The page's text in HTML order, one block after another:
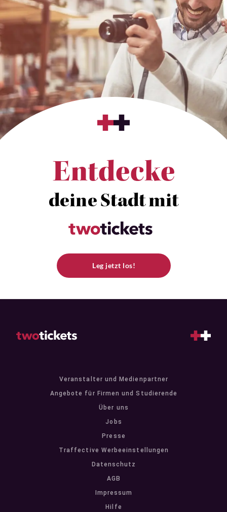
Entdecke
deine Stadt mit
Leg jetzt los!
Veranstalter und Medienpartner
Angebote für Firmen und Studierende
Über uns
Jobs
Presse
Traffective Werbeeinstellungen
Datenschutz
AGB
Impressum
Hilfe